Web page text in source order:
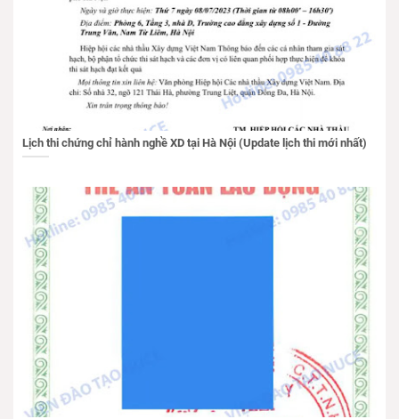
Lịch thi chứng chỉ hành nghề XD tại Hà Nội (Update lịch thi mới nhất)